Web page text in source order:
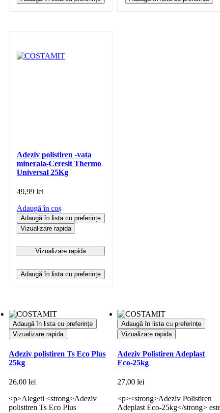
Adeziv polistiren -vata
minerala-Ceresit Thermo
Universal 25Kg
49,99 lei
Adaugă în coș
Adaugă în lista cu preferințe
Vizualizare rapida
Vizualizare rapida
Adaugă în lista cu preferințe
Adaugă în lista cu preferințe
Vizualizare rapida
Adeziv polistiren Ts Eco Plus
25kg
26,00 lei
<p>Alegeti <strong>Adeziv
polistiren Ts Eco Plus
Adaugă în lista cu preferințe
Vizualizare rapida
Adeziv Polistiren Adeplast
Eco-25kg
27,00 lei
<p><strong>Adeziv Polistiren
Adeplast Eco-25kg</strong>